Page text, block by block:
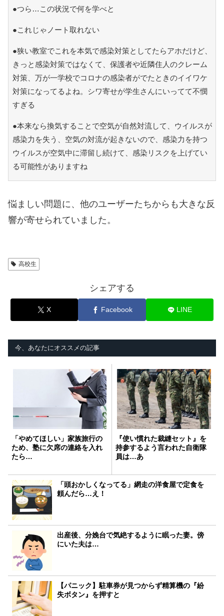
●つら…この状況で何を学べと
●これじゃノート取れない
●狭い教室でこれを本気で感染対策としてたらアホだけど、
きっと感染対策ではなくて、保護者や近隣住人のクレーム
対策、万が一学校でコロナの感染者がでたときのイイワケ
対策になってるよね。シワ寄せが学生さんにいってて不憫
すぎる
●本来なら換気することで空気が自然対流して、ウイルスが
感染力を失う、空気の対流が起きないので、感染力を持つ
ウイルスが空気中に滞留し続けて、感染リスクを上げてい
る可能性がありますね
悩ましい問題に、他のユーザーたちからも大きな反
響が寄せられていました。
高校生
シェアする
X Facebook LINE
今、あなたにオススメの記事
「やめてほしい」家族旅行の
ため、塾に欠席の連絡を入れ
たら…
『使い慣れた裁縫セット』を
持参するよう言われた自衛隊
員は…あ
「頭おかしくなってる」網走の洋食屋で定食を
頼んだら…え！
出産後、分娩台で気絶するように眠った妻。傍
にいた夫は…
【パニック】駐車券が見つからず精算機の『紛
失ボタン』を押すと